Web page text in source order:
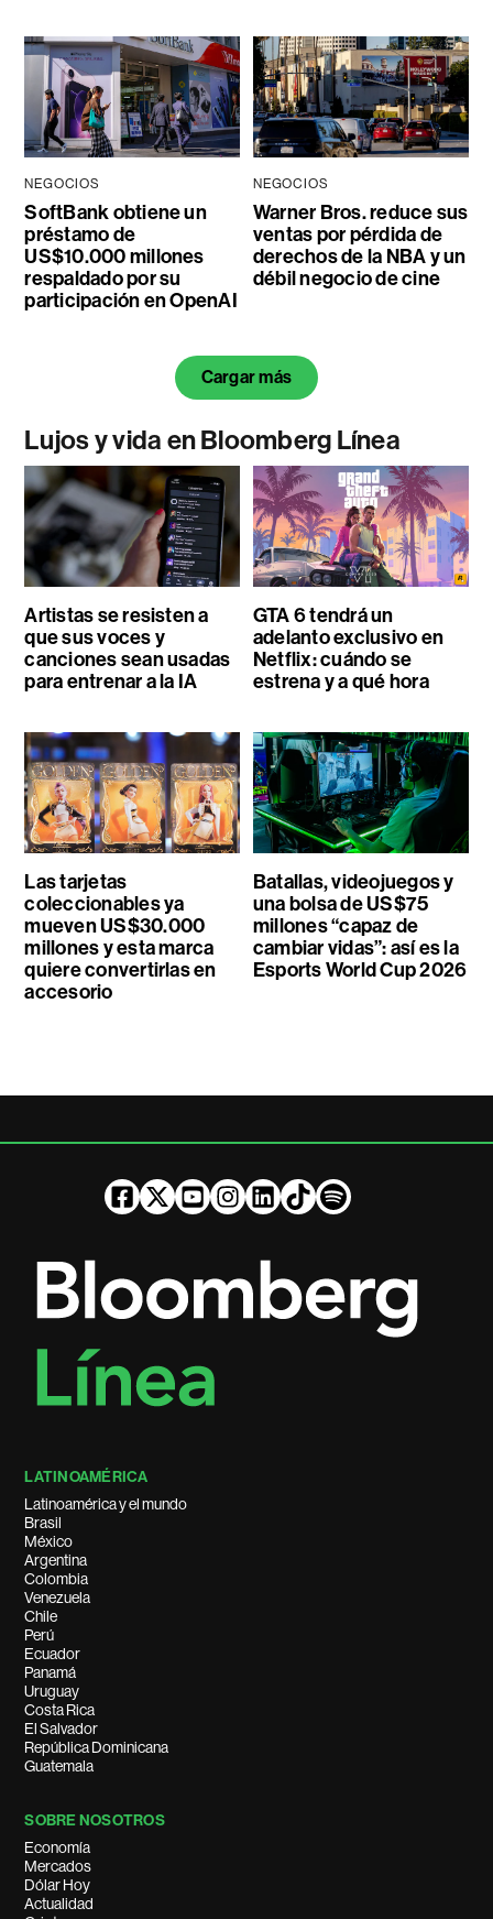
NEGOCIOS
SoftBank obtiene un
préstamo de
US$10.000 millones
respaldado por su
participación en OpenAI
NEGOCIOS
Warner Bros. reduce sus
ventas por pérdida de
derechos de la NBA y un
débil negocio de cine
Cargar más
Lujos y vida en Bloomberg Línea
Artistas se resisten a
que sus voces y
canciones sean usadas
para entrenar a la IA
GTA 6 tendrá un
adelanto exclusivo en
Netflix: cuándo se
estrena y a qué hora
Las tarjetas
coleccionables ya
mueven US$30.000
millones y esta marca
quiere convertirlas en
accesorio
Batallas, videojuegos y
una bolsa de US$75
millones “capaz de
cambiar vidas”: así es la
Esports World Cup 2026
LATINOAMÉRICA
Latinoamérica y el mundo
Brasil
México
Argentina
Colombia
Venezuela
Chile
Perú
Ecuador
Panamá
Uruguay
Costa Rica
El Salvador
República Dominicana
Guatemala
SOBRE NOSOTROS
Economía
Mercados
Dólar Hoy
Actualidad